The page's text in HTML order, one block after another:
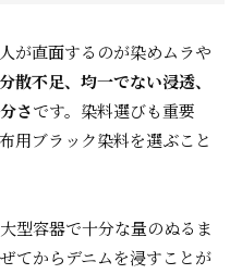
が直面するのが染めムラや
散不足、均一でない浸透、
さです。染料選びも重要
用ブラック染料を選ぶこと
型容器で十分な量のぬるま
てからデニムを浸すことが